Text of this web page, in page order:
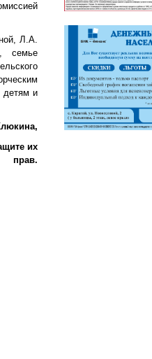
Л.А.
семье
детям и
их
прав.